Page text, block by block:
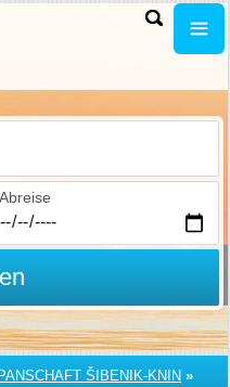
Abreise
ŠIBENIK-KNIN »